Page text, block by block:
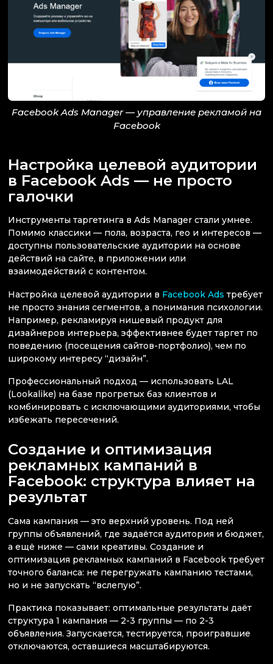
Facebook Ads Manager — управление рекламой на
Facebook
Настройка целевой аудитории
в Facebook Ads — не просто
галочки
Инструменты таргетинга в Ads Manager стали умнее.
Помимо классики — пола, возраста, гео и интересов —
доступны пользовательские аудитории на основе
действий на сайте, в приложении или
взаимодействий с контентом.
Настройка целевой аудитории в Facebook Ads требует
не просто знания сегментов, а понимания психологии.
Например, рекламируя нишевый продукт для
дизайнеров интерьера, эффективнее будет таргет по
поведению (посещения сайтов-портфолио), чем по
широкому интересу “дизайн”.
Профессиональный подход — использовать LAL
(Lookalike) на базе прогретых баз клиентов и
комбинировать с исключающими аудиториями, чтобы
избежать пересечений.
Создание и оптимизация
рекламных кампаний в
Facebook: структура влияет на
результат
Сама кампания — это верхний уровень. Под ней
группы объявлений, где задаётся аудитория и бюджет,
а ещё ниже — сами креативы. Создание и
оптимизация рекламных кампаний в Facebook требует
точного баланса: не перегружать кампанию тестами,
но и не запускать “вслепую”.
Практика показывает: оптимальные результаты даёт
структура 1 кампания — 2-3 группы — по 2-3
объявления. Запускается, тестируется, проигравшие
отключаются, оставшиеся масштабируются.